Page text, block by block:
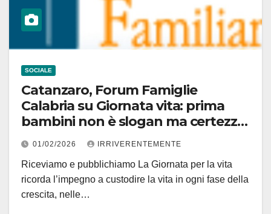
SOCIALE
Catanzaro, Forum Famiglie
Calabria su Giornata vita: prima
bambini non è slogan ma certezza
per futuro
01/02/2026 IRRIVERENTEMENTE
Riceviamo e pubblichiamo La Giornata per la vita
ricorda l’impegno a custodire la vita in ogni fase della
crescita, nelle…